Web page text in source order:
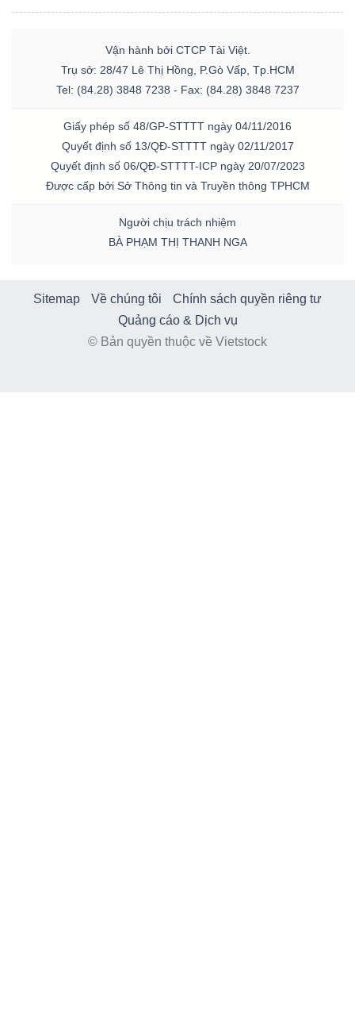
Vận hành bởi CTCP Tài Việt.
Trụ sở: 28/47 Lê Thị Hồng, P.Gò Vấp, Tp.HCM
Tel: (84.28) 3848 7238 - Fax: (84.28) 3848 7237
Giấy phép số 48/GP-STTTT ngày 04/11/2016
Quyết định số 13/QĐ-STTTT ngày 02/11/2017
Quyết định số 06/QĐ-STTTT-ICP ngày 20/07/2023
Được cấp bởi Sở Thông tin và Truyền thông TPHCM
Người chịu trách nhiệm
BÀ PHẠM THỊ THANH NGA
Sitemap Về chúng tôi
Chính sách quyền riêng tư
Quảng cáo & Dịch vụ
© Bản quyền thuộc về Vietstock